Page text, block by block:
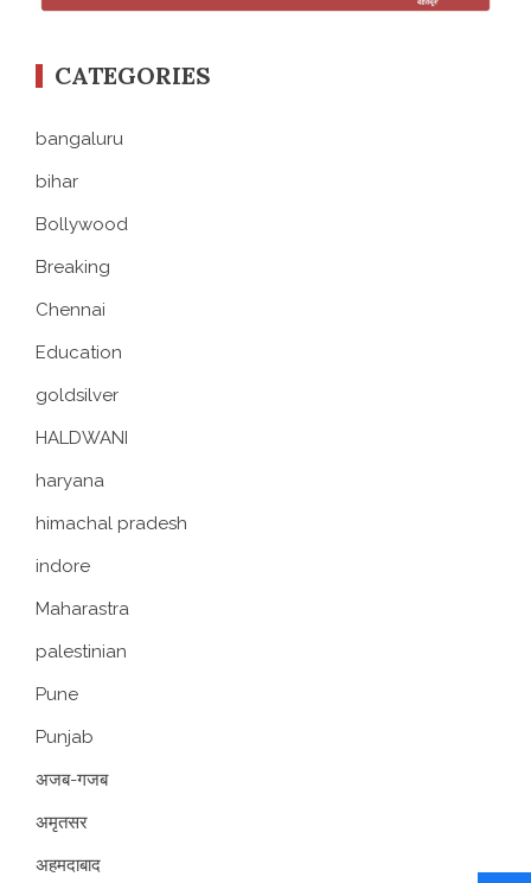
CATEGORIES
bangaluru
bihar
Bollywood
Breaking
Chennai
Education
goldsilver
HALDWANI
haryana
himachal pradesh
indore
Maharastra
palestinian
Pune
Punjab
अजब-गजब
अमृतसर
अहमदाबाद